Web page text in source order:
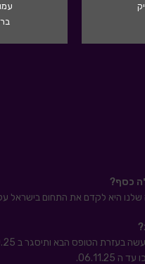
כסף?
היא לקדם את התחום בישראל על
?
הטופס הבא ותיסגר ב 23.10.25